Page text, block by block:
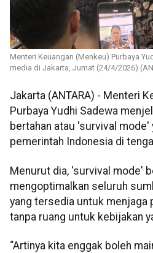
Menteri Keuangan (Menkeu) Purbaya
media di Jakarta, Jumat (24/4/2026)
Jakarta (ANTARA) - Menteri
Purbaya Yudhi Sadewa
bertahan atau 'survival mode'
pemerintah Indonesia di
Menurut dia, 'survival mode'
mengoptimalkan seluruh
yang tersedia untuk menjaga
tanpa ruang untuk kebijakan
“Artinya kita enggak boleh